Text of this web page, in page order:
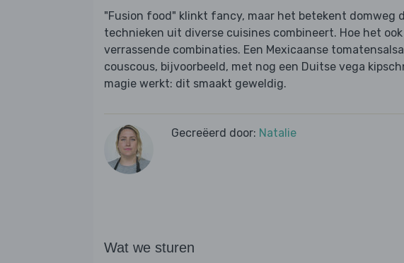
"Fusion food" klinkt fancy, maar het betekent domweg
technieken uit diverse cuisines combineert. Hoe het
verrassende combinaties. Een Mexicaanse
couscous, bijvoorbeeld, met nog een Duitse vega
magie werkt: dit smaakt geweldig.
Gecreëerd door: Natalie
Wat we sturen